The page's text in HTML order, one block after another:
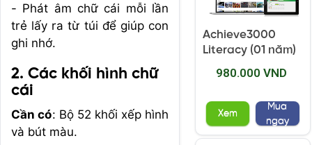
- Phát âm chữ cái mỗi lần
trẻ lấy ra từ túi để giúp con
ghi nhớ.
2. Các khối hình chữ
cái
Cần có: Bộ 52 khối xếp hình
và bút màu.
Achieve3000
Literacy (01 năm)
980.000 VND
Xem
Mua
ngay